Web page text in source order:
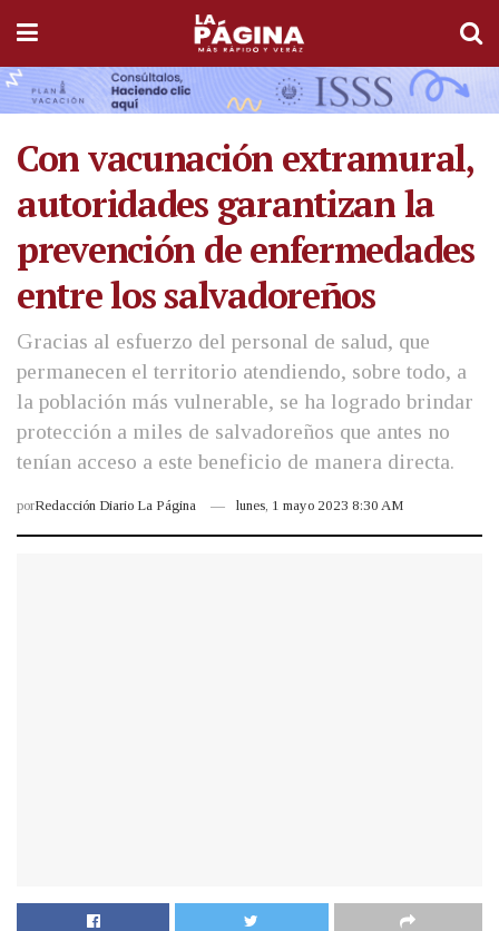
Con vacunación extramural,
autoridades garantizan la
prevención de enfermedades
entre los salvadoreños
Gracias al esfuerzo del personal de salud, que
permanecen el territorio atendiendo, sobre todo, a
la población más vulnerable, se ha logrado brindar
protección a miles de salvadoreños que antes no
tenían acceso a este beneficio de manera directa.
porRedacción Diario La Página lunes, 1 mayo 2023 8:30 AM